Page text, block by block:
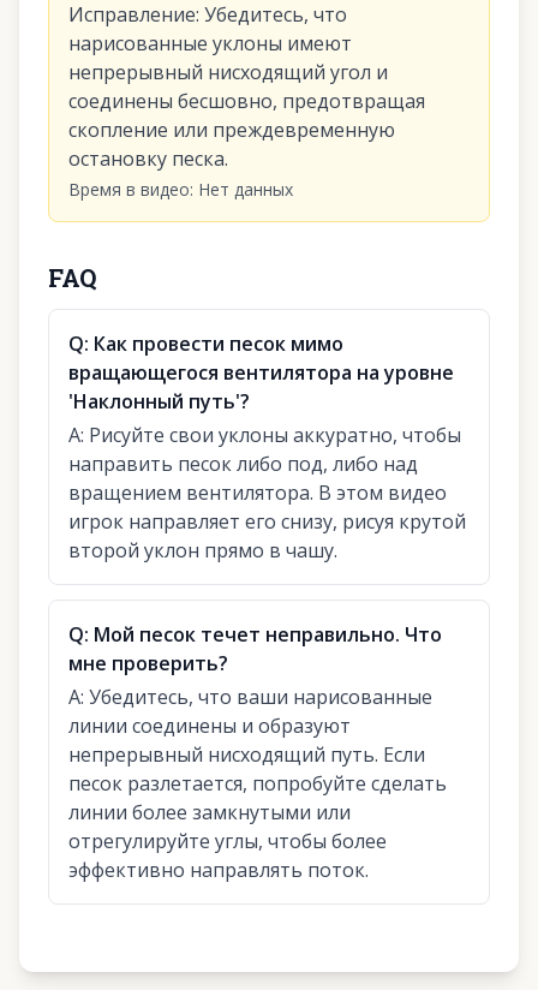
Исправление: Убедитесь, что
нарисованные уклоны имеют
непрерывный нисходящий угол и
соединены бесшовно, предотвращая
скопление или преждевременную
остановку песка.
Время в видео: Нет данных
FAQ
Q: Как провести песок мимо
вращающегося вентилятора на уровне
'Наклонный путь'?
A: Рисуйте свои уклоны аккуратно, чтобы
направить песок либо под, либо над
вращением вентилятора. В этом видео
игрок направляет его снизу, рисуя крутой
второй уклон прямо в чашу.
Q: Мой песок течет неправильно. Что
мне проверить?
A: Убедитесь, что ваши нарисованные
линии соединены и образуют
непрерывный нисходящий путь. Если
песок разлетается, попробуйте сделать
линии более замкнутыми или
отрегулируйте углы, чтобы более
эффективно направлять поток.